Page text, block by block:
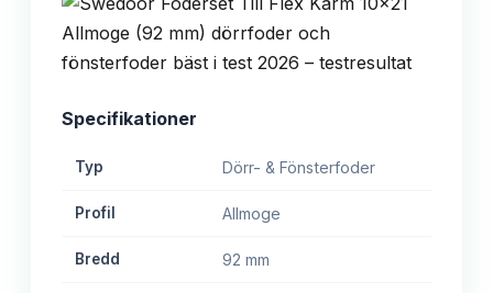
Specifikationer
Typ Dörr- & Fönsterfoder
Profil Allmoge
Bredd 92 mm